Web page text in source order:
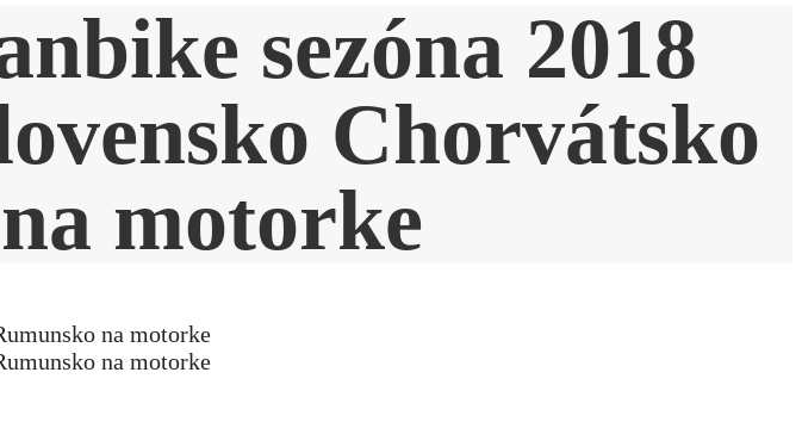
sezóna 2018
Chorvátsko
motorke
na motorke
na motorke